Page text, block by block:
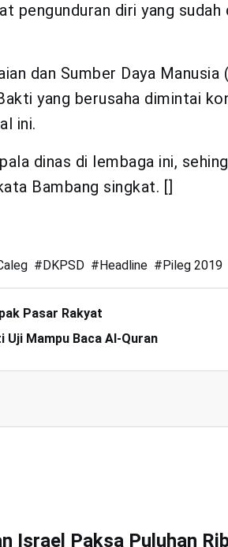
pengunduran diri yang sudah
dan Sumber Daya Manusia
yang berusaha dimintai
ini.
dinas di lembaga ini,
Bambang singkat. []
# DKPSD # Headline # Pileg 2019
Pasar Rakyat
Uji Mampu Baca Al-Quran
Israel Paksa Puluhan